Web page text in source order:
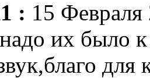
: 15
их было
для